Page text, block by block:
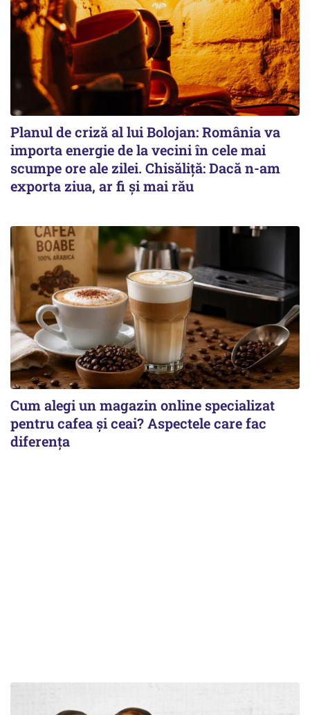
Planul de criză al lui Bolojan: România va
importa energie de la vecini în cele mai
scumpe ore ale zilei. Chisăliță: Dacă n-am
exporta ziua, ar fi și mai rău
Cum alegi un magazin online specializat
pentru cafea și ceai? Aspectele care fac
diferența